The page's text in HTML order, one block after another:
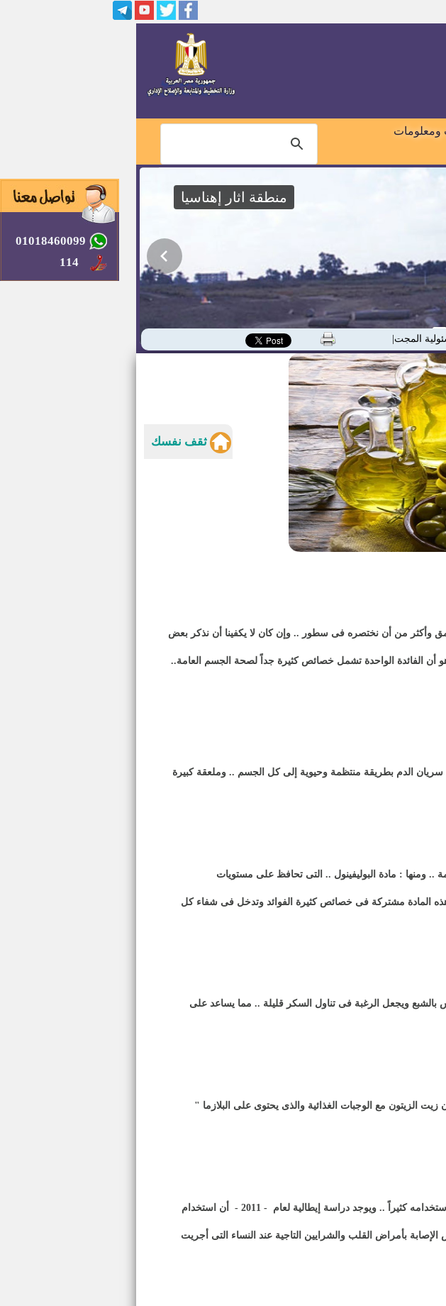
01018460099
114
ومعلومات
منطقة اثار إهناسيا
المجتمعية"
ثقف نفسك
وأكثر من أن نختصره فى سطور .. وإن كان لا يكفينا أن نذكر بعض
هو أن الفائدة الواحدة تشمل خصائص كثيرة جداً لصحة الجسم العامة..
الدم بطريقة منتظمة وحيوية إلى كل الجسم .. وملعقة كبيرة
.. ومنها : مادة البوليفينول .. التى تحافظ على مستويات
وهذه المادة مشتركة فى خصائص كثيرة الفوائد وتدخل فى شفاء كل
ويجعل الرغبة فى تناول السكر قليلة .. مما يساعد على
الزيتون مع الوجبات الغذائية والذى يحتوى على البلازما "
كثيراً .. ويوجد دراسة إيطالية لعام - 2011 - أن استخدام
بأمراض القلب والشرايين التاجية عند النساء التى أجريت